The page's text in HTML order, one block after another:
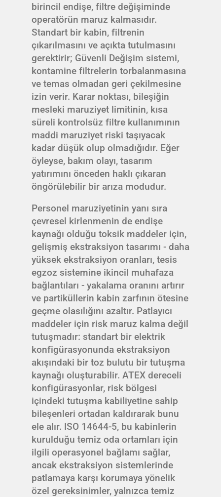
birincil endişe, filtre değişiminde
operatörün maruz kalmasıdır.
Standart bir kabin, filtrenin
çıkarılmasını ve açıkta tutulmasını
gerektirir; Güvenli Değişim sistemi,
kontamine filtrelerin torbalanmasına
ve temas olmadan geri çekilmesine
izin verir. Karar noktası, bileşiğin
mesleki maruziyet limitinin, kısa
süreli kontrolsüz filtre kullanımının
maddi maruziyet riski taşıyacak
kadar düşük olup olmadığıdır. Eğer
öyleyse, bakım olayı, tasarım
yatırımını önceden haklı çıkaran
öngörülebilir bir arıza modudur.
Personel maruziyetinin yanı sıra
çevresel kirlenmenin de endişe
kaynağı olduğu toksik maddeler için,
gelişmiş ekstraksiyon tasarımı - daha
yüksek ekstraksiyon oranları, tesis
egzoz sistemine ikincil muhafaza
bağlantıları - yakalama oranını artırır
ve partiküllerin kabin zarfının ötesine
geçme olasılığını azaltır. Patlayıcı
maddeler için risk maruz kalma değil
tutuşmadır: standart bir elektrik
konfigürasyonunda ekstraksiyon
akışındaki bir toz bulutu bir tutuşma
kaynağı oluşturabilir. ATEX dereceli
konfigürasyonlar, risk bölgesi
içindeki tutuşma kabiliyetine sahip
bileşenleri ortadan kaldırarak bunu
ele alır. ISO 14644-5, bu kabinlerin
kurulduğu temiz oda ortamları için
ilgili operasyonel bağlamı sağlar,
ancak ekstraksiyon sistemlerinde
patlamaya karşı korumaya yönelik
özel gereksinimler, yalnızca temiz